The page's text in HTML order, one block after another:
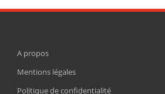
A propos
Mentions légales
Politique de confidentialité